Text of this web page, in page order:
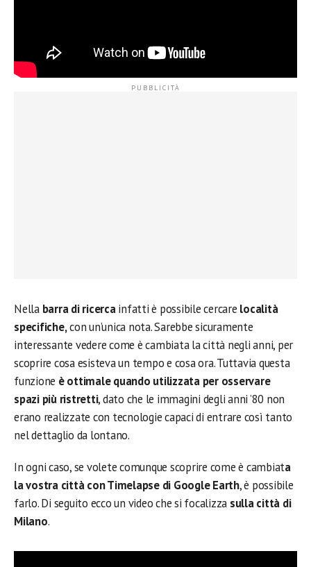
Nellabarra di ricercainfatti è possibile cercare località
specifiche,con un’unica nota. Sarebbe sicuramente
interessante vedere come è cambiata la città negli anni, per
scoprire cosa esisteva un tempo e cosa ora. Tuttavia questa
funzione è ottimale quando utilizzata per osservare
spazi più ristretti, dato che le immagini degli anni ’80 non
erano realizzate con tecnologie capaci di entrare così tanto
nel dettaglio da lontano.
In ogni caso, se volete comunque scoprire come è cambiata
la vostra città con Timelapse di Google Earth, è possibile
farlo. Di seguito ecco un video che si focalizza sulla città di
Milano.